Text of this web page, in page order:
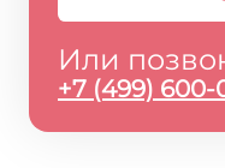
Или
+7 (499) 600-